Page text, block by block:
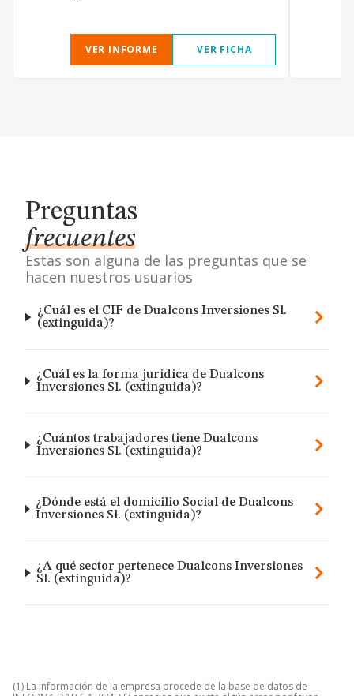
VER INFORME VER FICHA
Preguntas
frecuentes
Estas son alguna de las preguntas que se
hacen nuestros usuarios
¿Cuál es el CIF de Dualcons Inversiones Sl.
(extinguida)?
¿Cuál es la forma jurídica de Dualcons
Inversiones Sl. (extinguida)?
¿Cuántos trabajadores tiene Dualcons
Inversiones Sl. (extinguida)?
¿Dónde está el domicilio Social de Dualcons
Inversiones Sl. (extinguida)?
¿A qué sector pertenece Dualcons Inversiones
Sl. (extinguida)?
(1) La información de la empresa procede de la base de datos de